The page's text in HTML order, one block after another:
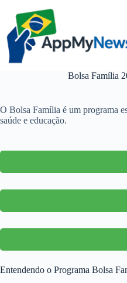
conteúdo
Bolsa Família
O Bolsa Família é um programa
saúde e educação.
Entendendo o Programa Bolsa